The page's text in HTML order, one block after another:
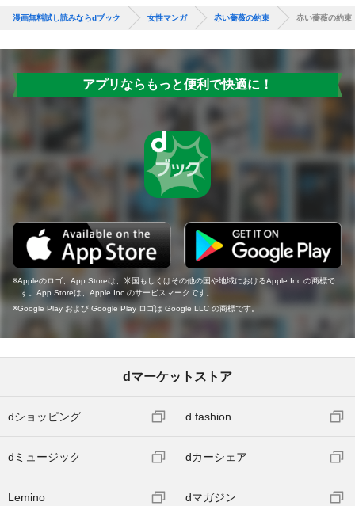
漫画無料試し読みならdブック 女性マンガ 赤い薔薇の約束 赤い薔薇の約束
アプリならもっと便利で快適に！
Appleのロゴ、App Storeは、米国もしくはその他の国や地域におけるApple Inc.の商標で
す。App Storeは、Apple Inc.のサービスマークです。
Google Play および Google Play ロゴは Google LLC の商標です。
dマーケットストア
dショッピング d fashion
dミュージック dカーシェア
Lemino dマガジン